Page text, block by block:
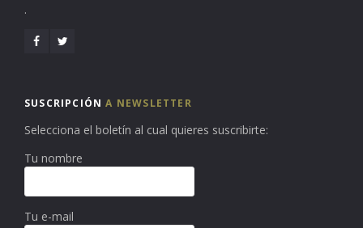
.
SUSCRIPCIÓNA NEWSLETTER
Selecciona el boletín al cual quieres suscribirte:
Tu nombre
Tu e-mail